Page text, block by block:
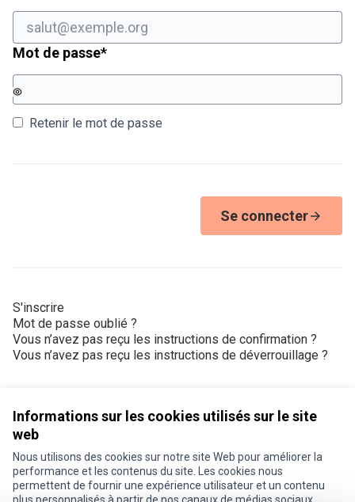
Informations sur les cookies utilisés sur le site
web
Nous utilisons des cookies sur notre site Web pour améliorer la
performance et les contenus du site. Les cookies nous
permettent de fournir une expérience utilisateur et un contenu
Mot de passe*Champ obligatoire
Retenir le mot de passe
Se connecter
S'inscrire
Mot de passe oublié ?
Vous n’avez pas reçu les instructions de confirmation ?
Vous n’avez pas reçu les instructions de déverrouillage ?
Conditions d'utilisation
Paramètres des cookies
Je participe ! sur X
Je participe ! sur Facebook
Je participe ! sur Instagram